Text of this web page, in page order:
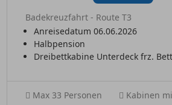
Badekreuzfahrt - Route T3
Anreisedatum 06.06.2026
Halbpension
Dreibettkabine Unterdeck frz. Bett
Max 33 Personen
Kabinen